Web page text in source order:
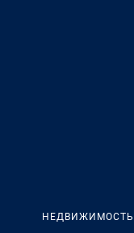
НЕДВИЖИМОСТЬ